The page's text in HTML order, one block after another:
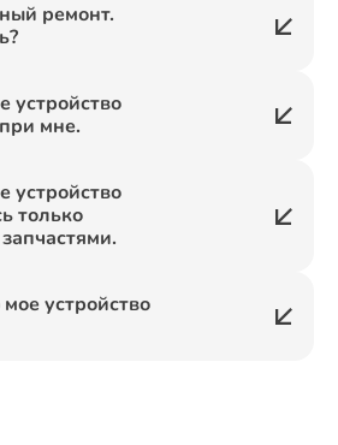
ремонт.
устройство
мне.
устройство
только
устройство